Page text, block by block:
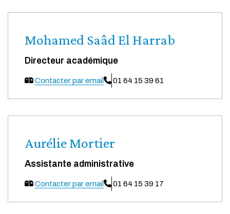
Mohamed Saâd El Harrab
Directeur académique
Contacter par email 01 64 15 39 61
Aurélie Mortier
Assistante administrative
Contacter par email 01 64 15 39 17